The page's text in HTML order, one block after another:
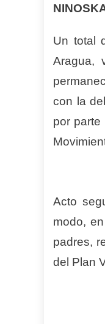
Un total
Aragua,
con la
por
Acto
modo,
padres,
del Plan